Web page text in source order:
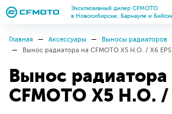
Эксклюзивный дилер CFMOTO
в Новосибирске, Барнауле и
Главная Аксессуары
Выносы радиаторов
Вынос радиатора на CFMOTO X5 H.O. / X6 EPS
Вынос радиатора
CFMOTO X5 H.O. /